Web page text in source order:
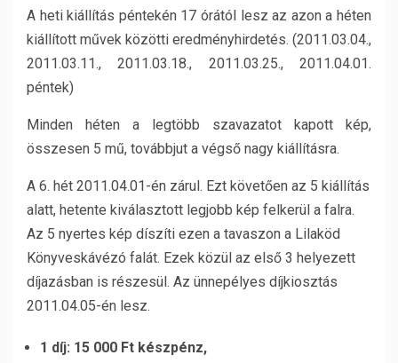
A heti kiállítás péntekén 17 órától lesz az azon a héten
kiállított művek közötti eredményhirdetés. (2011.03.04.,
2011.03.11., 2011.03.18., 2011.03.25., 2011.04.01.
péntek)
Minden héten a legtöbb szavazatot kapott kép,
összesen 5 mű, továbbjut a végső nagy kiállításra.
A 6. hét 2011.04.01-én zárul. Ezt követően az 5 kiállítás
alatt, hetente kiválasztott legjobb kép felkerül a falra.
Az 5 nyertes kép díszíti ezen a tavaszon a Lilaköd
Könyveskávézó falát. Ezek közül az első 3 helyezett
díjazásban is részesül. Az ünnepélyes díjkiosztás
2011.04.05-én lesz.
1 díj: 15 000 Ft készpénz,